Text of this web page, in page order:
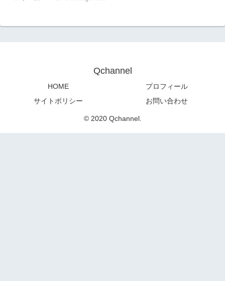
Qchannel
HOME
プロフィール
サイトポリシー
お問い合わせ
© 2020 Qchannel.